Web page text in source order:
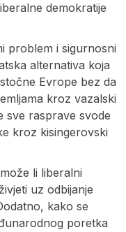
demokratije
problem i sigurnosni
alternativa koja
Evrope bez da
kroz vazalski
sve rasprave svode
kroz kisingerovski
li liberalni
uz odbijanje
kako se
poretka